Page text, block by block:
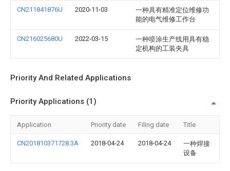
CN211841876U 2020-11-03
一种具有精准定位维修功
能的电气维修工作台
CN216025680U 2022-03-15
一种喷涂生产线用具有稳
定机构的工装夹具
Priority And Related Applications
Priority Applications (1)
Application Priority date Filing date Title
CN201810371728.3A 2018-04-24 2018-04-24
一种焊接
设备